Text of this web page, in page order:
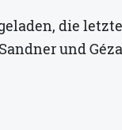
die
und